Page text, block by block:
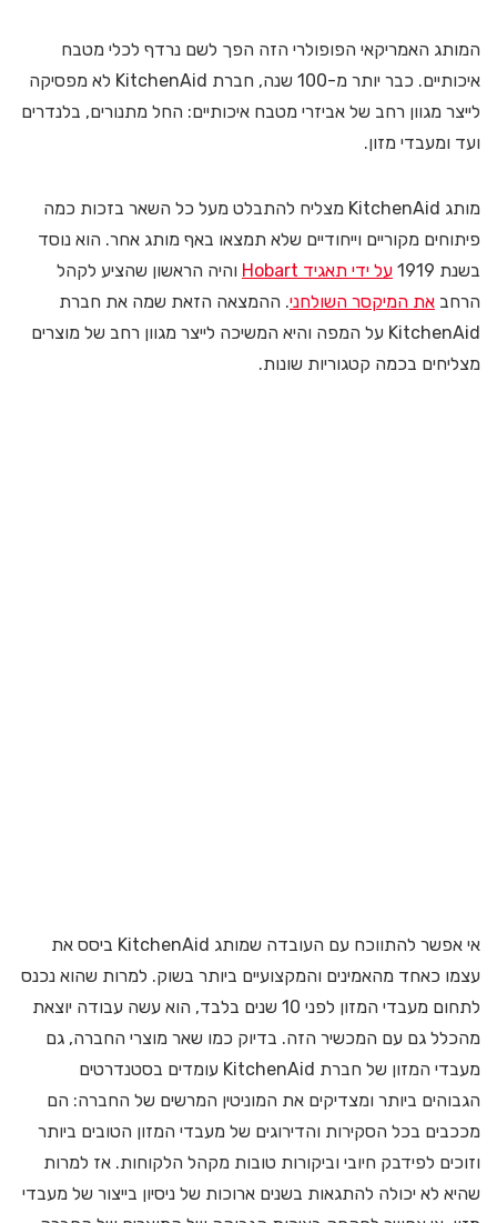
המותג האמריקאי הפופולרי הזה הפך לשם נרדף לכלי מטבח
איכותיים. כבר יותר מ-100 שנה, חברת KitchenAid לא מפסיקה
לייצר מגוון רחב של אביזרי מטבח איכותיים: החל מתנורים, בלנדרים
ועד ומעבדי מזון.
מותג KitchenAid מצליח להתבלט מעל כל השאר בזכות כמה
פיתוחים מקוריים וייחודיים שלא תמצאו באף מותג אחר. הוא נוסד
בשנת 1919
על ידי תאגיד Hobart
והיה הראשון שהציע לקהל
הרחב את המיקסר השולחני. ההמצאה הזאת שמה את חברת
KitchenAid על המפה והיא המשיכה לייצר מגוון רחב של מוצרים
מצליחים בכמה קטגוריות שונות.
אי אפשר להתווכח עם העובדה שמותג KitchenAid ביסס את
עצמו כאחד מהאמינים והמקצועיים ביותר בשוק. למרות שהוא נכנס
לתחום מעבדי המזון לפני 10 שנים בלבד, הוא עשה עבודה יוצאת
מהכלל גם עם המכשיר הזה. בדיוק כמו שאר מוצרי החברה, גם
מעבדי המזון של חברת KitchenAid עומדים בסטנדרטים
הגבוהים ביותר ומצדיקים את המוניטין המרשים של החברה: הם
מככבים בכל הסקירות והדירוגים של מעבדי המזון הטובים ביותר
וזוכים לפידבק חיובי וביקורות טובות מקהל הלקוחות. אז למרות
שהיא לא יכולה להתגאות בשנים ארוכות של ניסיון בייצור של מעבדי